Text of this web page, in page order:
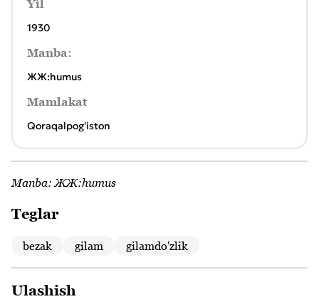
Yil
1930
Manba:
ЖЖ:humus
Mamlakat
Qoraqalpog'iston
Manba: ЖЖ:humus
Teglar
bezak gilam gilamdo'zlik
Ulashish